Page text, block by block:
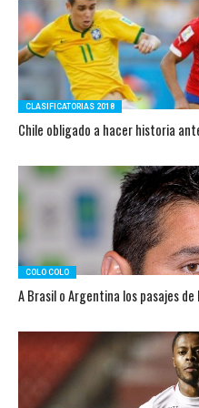
CLASIFICATORIAS 2018
Chile obligado a hacer historia
COLO COLO
A Brasil o Argentina los pasajes